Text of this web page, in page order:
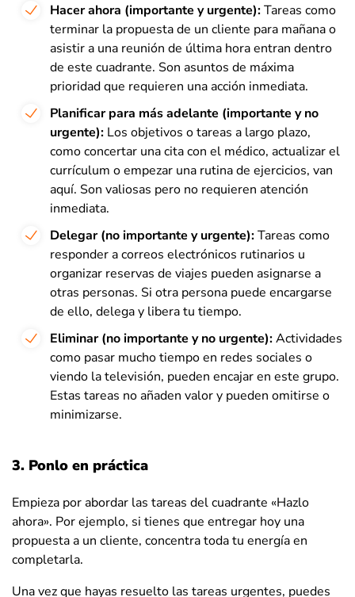
Hacer ahora (importante y urgente):Tareas como
terminar la propuesta de un cliente para mañana o
asistir a una reunión de última hora entran dentro
de este cuadrante. Son asuntos de máxima
prioridad que requieren una acción inmediata.
Planificar para más adelante (importante y no
urgente): Los objetivos o tareas a largo plazo,
como concertar una cita con el médico, actualizar el
currículum o empezar una rutina de ejercicios, van
aquí. Son valiosas pero no requieren atención
inmediata.
Delegar (no importante y urgente):Tareas como
responder a correos electrónicos rutinarios u
organizar reservas de viajes pueden asignarse a
otras personas. Si otra persona puede encargarse
de ello, delega y libera tu tiempo.
Eliminar (no importante y no urgente):Actividades
como pasar mucho tiempo en redes sociales o
viendo la televisión, pueden encajar en este grupo.
Estas tareas no añaden valor y pueden omitirse o
minimizarse.
3. Ponlo en práctica
Empieza por abordar las tareas del cuadrante «Hazlo
ahora». Por ejemplo, si tienes que entregar hoy una
propuesta a un cliente, concentra toda tu energía en
completarla.
Una vez que hayas resuelto las tareas urgentes, puedes